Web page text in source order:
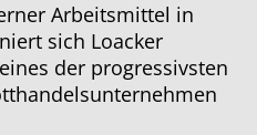
Arbeitsmittel in
sich Loacker
der progressivsten